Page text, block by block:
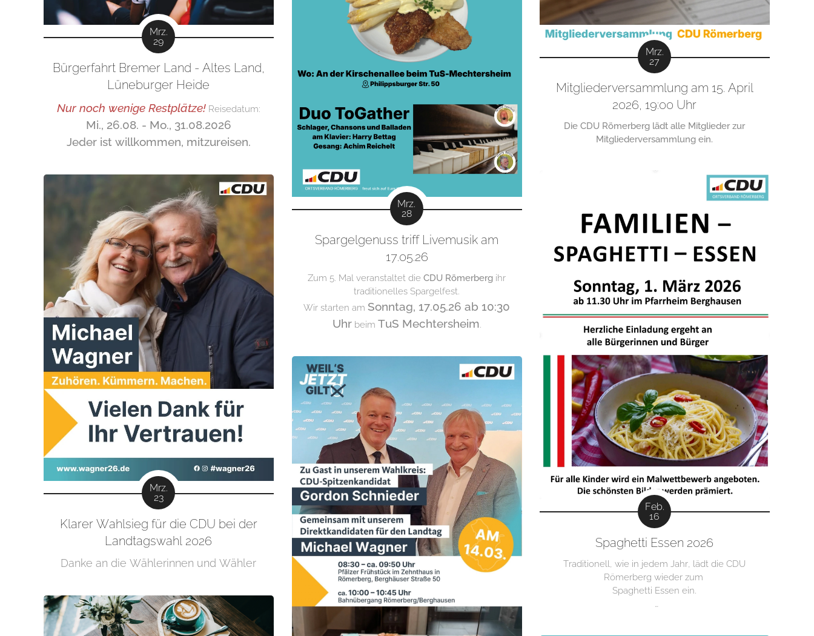
Mrz.
29
Bürgerfahrt Bremer Land - Altes Land,
Lüneburger Heide
Nur noch wenige Restplätze!Reisedatum:
Mi., 26.08. - Mo., 31.08.2026
Jeder ist willkommen, mitzureisen.
Mrz.
28
Spargelgenuss triff Livemusik am
17.05.26
Zum 5. Mal veranstaltet dieCDU Römerberg ihr
traditionelles Spargelfest.
Wir starten am Sonntag, 17.05.26 ab 10:30
Uhrbeim TuS Mechtersheim.
Mrz.
27
Mitgliederversammlung am 15. April
2026, 19:00 Uhr
Die CDU Römerberg lädt alle Mitglieder zur
Mitgliederversammlung ein.
Mrz.
23
Klarer Wahlsieg für die CDU bei der
Landtagswahl 2026
Danke an die Wählerinnen und Wähler
Feb.
16
Spaghetti Essen 2026
Traditionell, wie in jedem Jahr, lädt die CDU
Römerberg wieder zum
Spaghetti Essen ein.